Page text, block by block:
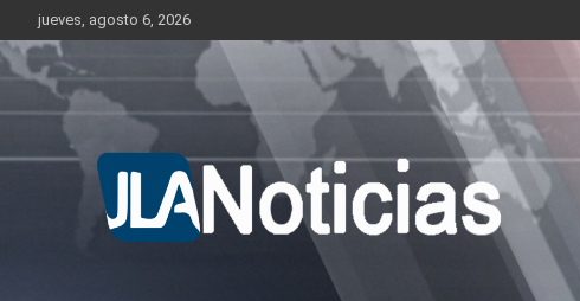
to
content
jueves, agosto 6, 2026